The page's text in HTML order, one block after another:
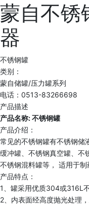
蒙自不锈
器
不锈钢罐
类别：
蒙自储罐/压力罐系列
电话：0513-83266698
产品描述
产品名称: 不锈钢罐
产品介绍：
常见的不锈钢罐有不锈钢储
缓冲罐、不锈钢真空罐、不
不锈钢混料罐等， 适用于制
产品特点：
1、罐采用优质304或316L不
2、内表面经高度抛光处理